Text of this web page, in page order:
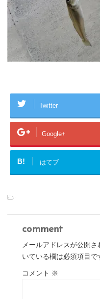
Twitter
Google+
B! はてブ
-
comment
メールアドレスが公開さ
いている欄は必須項目で
コメント ※